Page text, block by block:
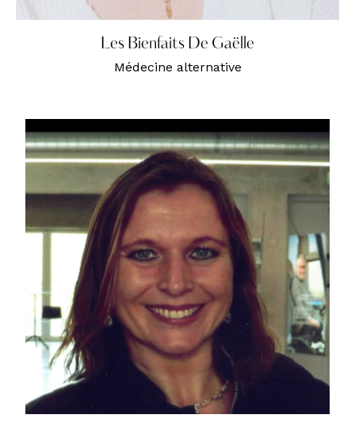
Les Bienfaits De Gaëlle
Médecine alternative